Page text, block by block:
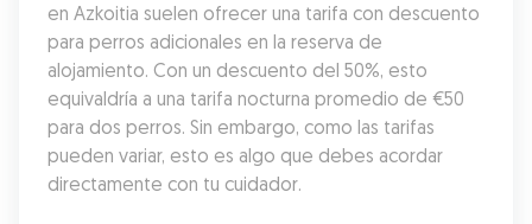
en Azkoitia suelen ofrecer una tarifa con descuento
para perros adicionales en la reserva de
alojamiento. Con un descuento del 50%, esto
equivaldría a una tarifa nocturna promedio de €50
para dos perros. Sin embargo, como las tarifas
pueden variar, esto es algo que debes acordar
directamente con tu cuidador.